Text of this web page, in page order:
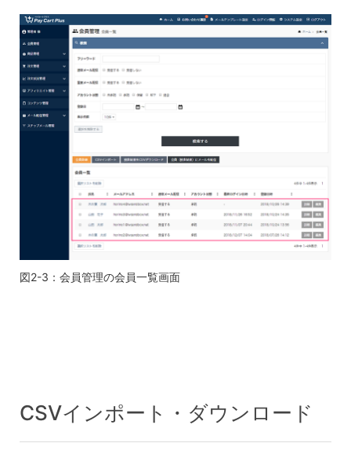
図2-3：会員管理の会員一覧画面
CSVインポート・ダウンロード